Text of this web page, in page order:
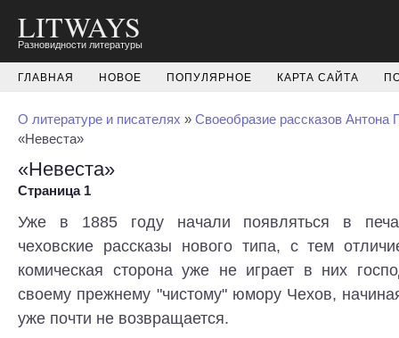
LITWAYS
Разновидности литературы
ГЛАВНАЯ НОВОЕ ПОПУЛЯРНОЕ КАРТА САЙТА
О литературе и писателях » Своеобразие рассказов Антона
«Невеста»
«Невеста»
Страница 1
Уже в 1885 году начали появляться в
чеховские рассказы нового типа, с тем
комическая сторона уже не играет в них
своему прежнему "чистому" юмору Чехов,
уже почти не возвращается.